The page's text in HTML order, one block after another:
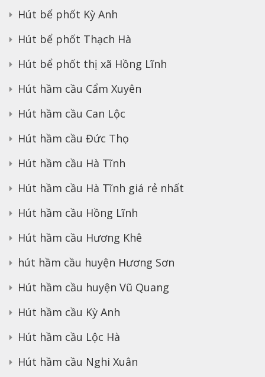
Hút bể phốt Kỳ Anh
Hút bể phốt Thạch Hà
Hút bể phốt thị xã Hồng Lĩnh
Hút hầm cầu Cẩm Xuyên
Hút hầm cầu Can Lộc
Hút hầm cầu Đức Thọ
Hút hầm cầu Hà Tĩnh
Hút hầm cầu Hà Tĩnh giá rẻ nhất
Hút hầm cầu Hồng Lĩnh
Hút hầm cầu Hương Khê
hút hầm cầu huyện Hương Sơn
Hút hầm cầu huyện Vũ Quang
Hút hầm cầu Kỳ Anh
Hút hầm cầu Lộc Hà
Hút hầm cầu Nghi Xuân